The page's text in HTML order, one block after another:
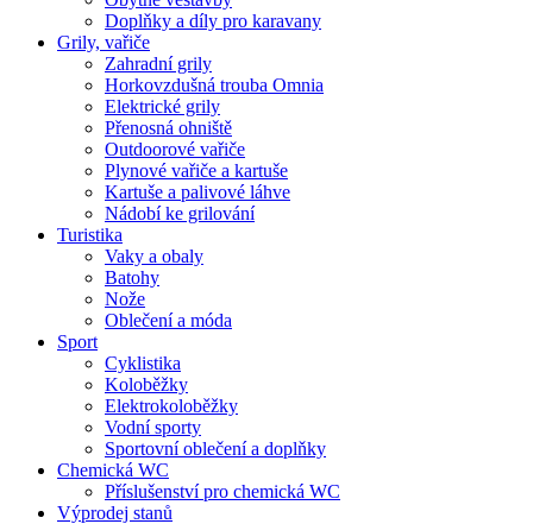
Doplňky a díly pro karavany
Grily, vařiče
Zahradní grily
Horkovzdušná trouba Omnia
Elektrické grily
Přenosná ohniště
Outdoorové vařiče
Plynové vařiče a kartuše
Kartuše a palivové láhve
Nádobí ke grilování
Turistika
Vaky a obaly
Batohy
Nože
Oblečení a móda
Sport
Cyklistika
Koloběžky
Elektrokoloběžky
Vodní sporty
Sportovní oblečení a doplňky
Chemická WC
Příslušenství pro chemická WC
Výprodej stanů